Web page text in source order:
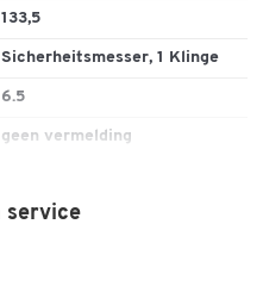
lemmet
extra uitrusting
blad
kosten en minder risico op
133,5
Sicherheitsmesser, 1 Klinge
6.5
geen vermelding
service